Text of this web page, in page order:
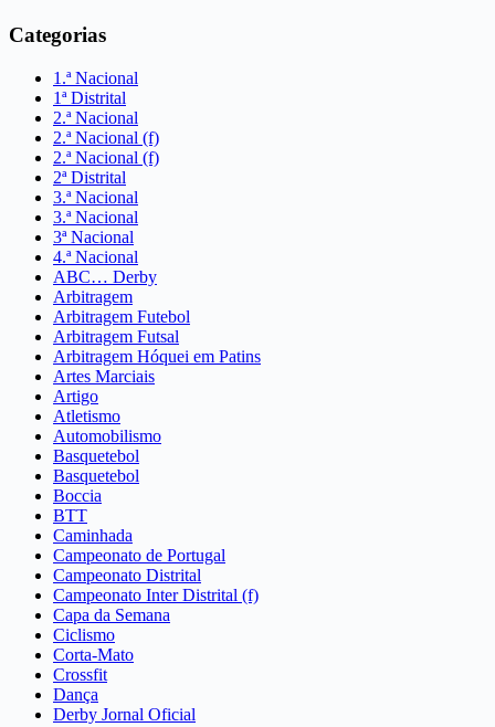
Categorias
1.ª Nacional
1ª Distrital
2.ª Nacional
2.ª Nacional (f)
2.ª Nacional (f)
2ª Distrital
3.ª Nacional
3.ª Nacional
3ª Nacional
4.ª Nacional
ABC… Derby
Arbitragem
Arbitragem Futebol
Arbitragem Futsal
Arbitragem Hóquei em Patins
Artes Marciais
Artigo
Atletismo
Automobilismo
Basquetebol
Basquetebol
Boccia
BTT
Caminhada
Campeonato de Portugal
Campeonato Distrital
Campeonato Inter Distrital (f)
Capa da Semana
Ciclismo
Corta-Mato
Crossfit
Dança
Derby Jornal Oficial